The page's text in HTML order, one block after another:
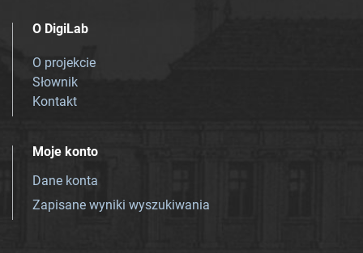
O DigiLab
O projekcie
Słownik
Kontakt
Moje konto
Dane konta
Zapisane wyniki wyszukiwania